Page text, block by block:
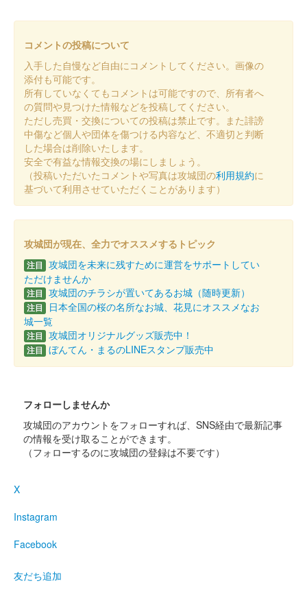
菅谷館跡 御城印
御城印 令和7年度版 吉祥模様 第4弾
販売終了
台紙は小川和紙を使用。「菅谷館跡」の文字は大妻嵐山高等学校
書道部による揮毫。
菅谷館跡 御城印 雪版 12月限定
販売終了
冬の情景を映す「雪」をデザインしてある。清々しい冬のイメー
菅谷館跡 御城印 大妻嵐山中学校・高等学校コラボ
御城印 令和7年度版 第3弾
販売終了
菅谷館跡 御城印 大妻嵐山中学校・高等学校コラボ
販売終了
台紙は小川和紙を使用。「菅谷館跡」の文字は大妻嵐山高等学校
菅谷館跡 御城印
コメントの投稿について
入手した自慢など自由にコメントしてください。画像の
添付も可能です。
所有していなくてもコメントは可能ですので、所有者へ
の質問や見つけた情報などを投稿してください。
ただし売買・交換についての投稿は禁止です。また誹謗
中傷など個人や団体を傷つける内容など、不適切と判断
した場合は削除いたします。
安全で有益な情報交換の場にしましょう。
（投稿いただいたコメントや写真は攻城団の利用規約に
基づいて利用させていただくことがあります）
攻城団が現在、全力でオススメするトピック
注目 攻城団を未来に残すために運営をサポートしてい
ただけませんか
注目 攻城団のチラシが置いてあるお城（随時更新）
注目
日本全国の桜の名所なお城、花見にオススメなお
城一覧
注目 攻城団オリジナルグッズ販売中！
注目 ぼんてん・まるのLINEスタンプ販売中
フォローしませんか
攻城団のアカウントをフォローすれば、SNS経由で最新記事
の情報を受け取ることができます。
（フォローするのに攻城団の登録は不要です）
X
Instagram
Facebook
友だち追加